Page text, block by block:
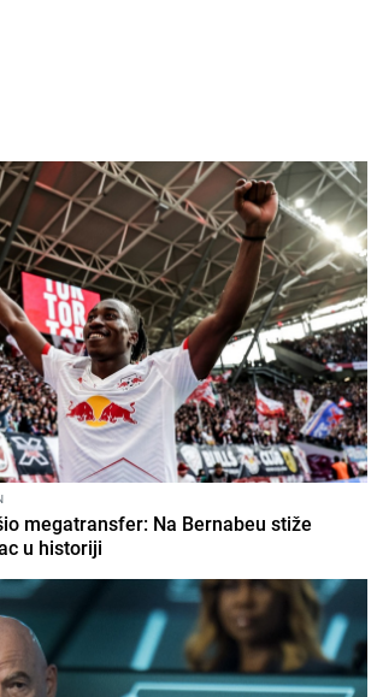
megatransfer: Na Bernabeu stiže
u historiji